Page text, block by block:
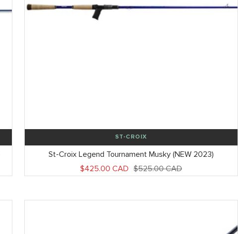
ST-CROIX
St-Croix Legend Tournament Musky (NEW 2023)
Prix
$425.00 CAD Prix
$525.00 CAD